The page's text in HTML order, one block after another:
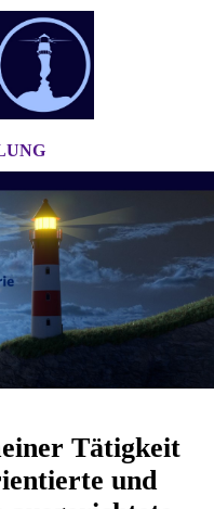
Tätigkeit
und